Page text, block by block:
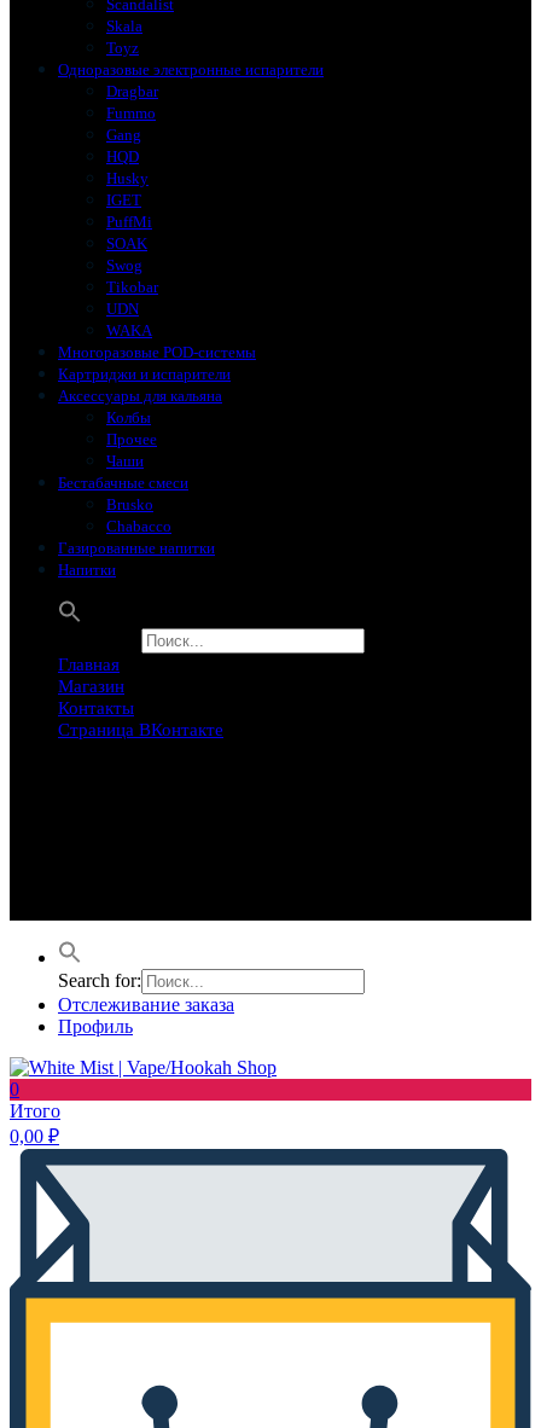
Scandalist
Skala
Toyz
Одноразовые электронные испарители
Dragbar
Fummo
Gang
HQD
Husky
IGET
PuffMi
SOAK
Swog
Tikobar
UDN
WAKA
Многоразовые POD-системы
Картриджи и испарители
Аксессуары для кальяна
Колбы
Прочее
Чаши
Бестабачные смеси
Brusko
Chabacco
Газированные напитки
Напитки
Главная
Магазин
Контакты
Страница ВКонтакте
Search for:
Отслеживание заказа
Профиль
0
Итого
0,00 ₽